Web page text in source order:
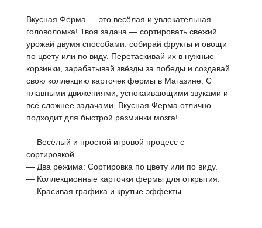
Вкусная Ферма — это весёлая и увлекательная
головоломка! Твоя задача — сортировать свежий
урожай двумя способами: собирай фрукты и овощи
по цвету или по виду. Перетаскивай их в нужные
корзинки, зарабатывай звёзды за победы и создавай
свою коллекцию карточек фермы в Магазине. С
плавными движениями, успокаивающими звуками и
всё сложнее задачами, Вкусная Ферма отлично
подходит для быстрой разминки мозга!
— Весёлый и простой игровой процесс с
сортировкой.
— Два режима: Сортировка по цвету или по виду.
— Коллекционные карточки фермы для открытия.
— Красивая графика и крутые эффекты.